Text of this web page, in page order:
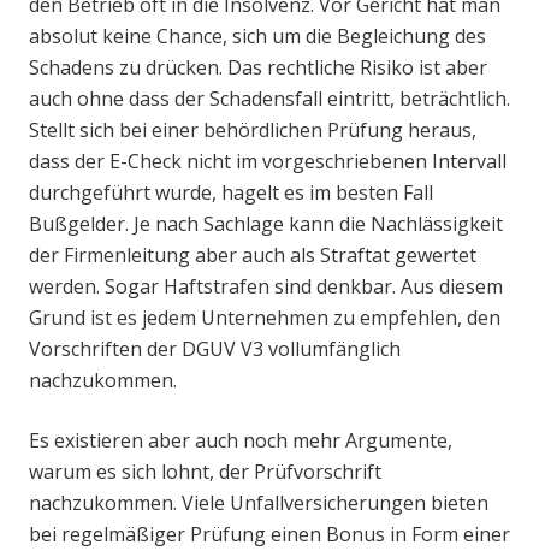
absolut keine Chance, sich um die Begleichung des
Schadens zu drücken. Das rechtliche Risiko ist aber
auch ohne dass der Schadensfall eintritt, beträchtlich.
Stellt sich bei einer behördlichen Prüfung heraus,
dass der E-Check nicht im vorgeschriebenen Intervall
durchgeführt wurde, hagelt es im besten Fall
Bußgelder. Je nach Sachlage kann die Nachlässigkeit
der Firmenleitung aber auch als Straftat gewertet
werden. Sogar Haftstrafen sind denkbar. Aus diesem
Grund ist es jedem Unternehmen zu empfehlen, den
Vorschriften der DGUV V3 vollumfänglich
nachzukommen.
Es existieren aber auch noch mehr Argumente,
warum es sich lohnt, der Prüfvorschrift
nachzukommen. Viele Unfallversicherungen bieten
bei regelmäßiger Prüfung einen Bonus in Form einer